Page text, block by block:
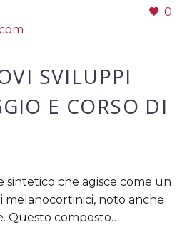
0
SVILUPPI
E CORSO DI
sintetico che agisce come un
melanocortinici, noto anche
Questo composto…